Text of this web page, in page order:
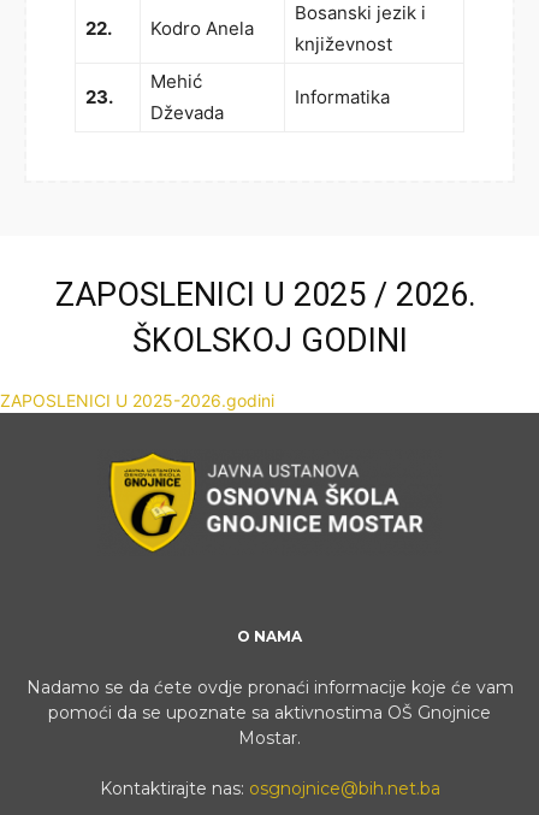
22. Kodro Anela
Bosanski jezik i
književnost
23.
Mehić
Dževada
Informatika
ZAPOSLENICI U 2025 / 2026.
ŠKOLSKOJ GODINI
ZAPOSLENICI U 2025-2026.godini
O NAMA
Nadamo se da ćete ovdje pronaći informacije koje će vam
pomoći da se upoznate sa aktivnostima OŠ Gnojnice
Mostar.
Kontaktirajte nas: osgnojnice@bih.net.ba